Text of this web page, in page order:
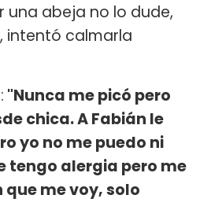
una abeja no lo dude,
intentó calmarla
"Nunca me picó pero
chica. A Fabián le
yo no me puedo ni
tengo alergia pero me
que me voy, solo